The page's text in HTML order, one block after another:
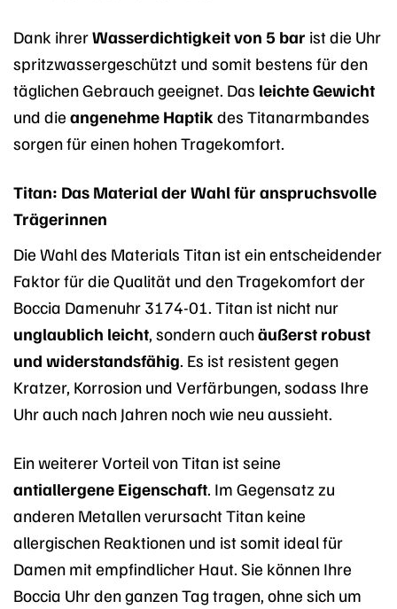
Dank ihrerWasserdichtigkeit von 5 bar ist die Uhr
spritzwassergeschützt und somit bestens für den
täglichen Gebrauch geeignet. Das leichte Gewicht
und die angenehme Haptik des Titanarmbandes
sorgen für einen hohen Tragekomfort.
Titan: Das Material der Wahl für anspruchsvolle
Trägerinnen
Die Wahl des Materials Titan ist ein entscheidender
Faktor für die Qualität und den Tragekomfort der
Boccia Damenuhr 3174-01. Titan ist nicht nur
unglaublich leicht, sondern auchäußerst robust
und widerstandsfähig. Es ist resistent gegen
Kratzer, Korrosion und Verfärbungen, sodass Ihre
Uhr auch nach Jahren noch wie neu aussieht.
Ein weiterer Vorteil von Titan ist seine
antiallergene Eigenschaft. Im Gegensatz zu
anderen Metallen verursacht Titan keine
allergischen Reaktionen und ist somit ideal für
Damen mit empfindlicher Haut. Sie können Ihre
Boccia Uhr den ganzen Tag tragen, ohne sich um